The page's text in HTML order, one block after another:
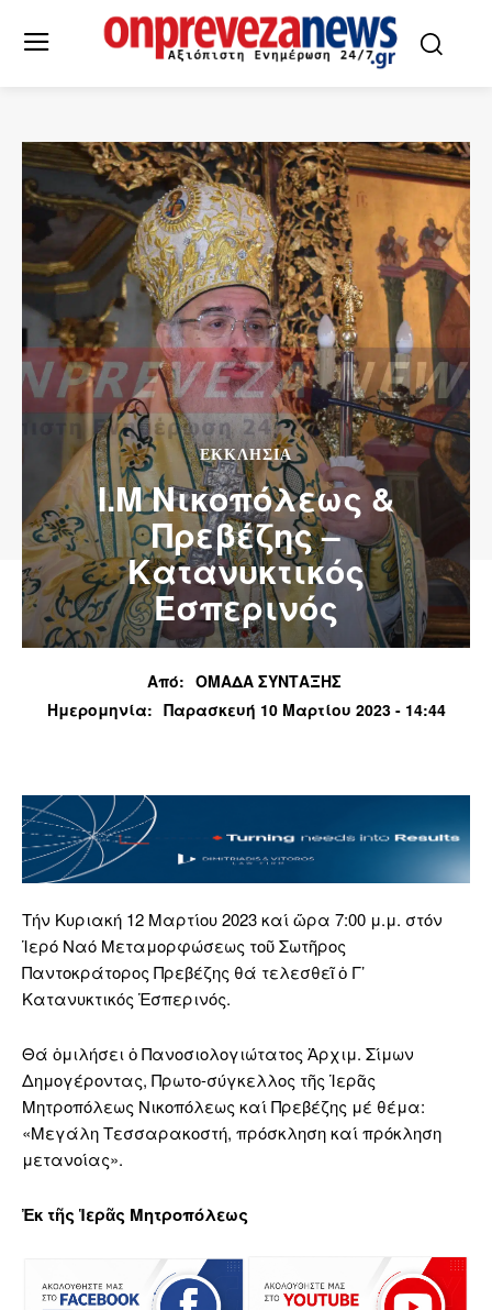
ΕΚΚΛΗΣΙΑ
Ι.Μ Νικοπόλεως &
Πρεβέζης –
Κατανυκτικός
Εσπερινός
Από: ΟΜΑΔΑ ΣΥΝΤΑΞΗΣ
Ημερομηνία: Παρασκευή 10 Μαρτίου 2023 - 14:44
Τήν Κυριακή 12 Μαρτίου 2023 καί ὥρα 7:00 μ.μ. στόν
Ἱερό Ναό Μεταμορφώσεως τοῦ Σωτῆρος
Παντοκράτορος Πρεβέζης θά τελεσθεῖ ὁ Γ’
Κατανυκτικός Ἑσπερινός.
Θά ὁμιλήσει ὁ Πανοσιολογιώτατος Ἀρχιμ. Σίμων
Δημογέροντας, Πρωτο-σύγκελλος τῆς Ἱερᾶς
Μητροπόλεως Νικοπόλεως καί Πρεβέζης μέ θέμα:
«Μεγάλη Τεσσαρακοστή, πρόσκληση καί πρόκληση
μετανοίας».
Ἐκ τῆς Ἱερᾶς Μητροπόλεως